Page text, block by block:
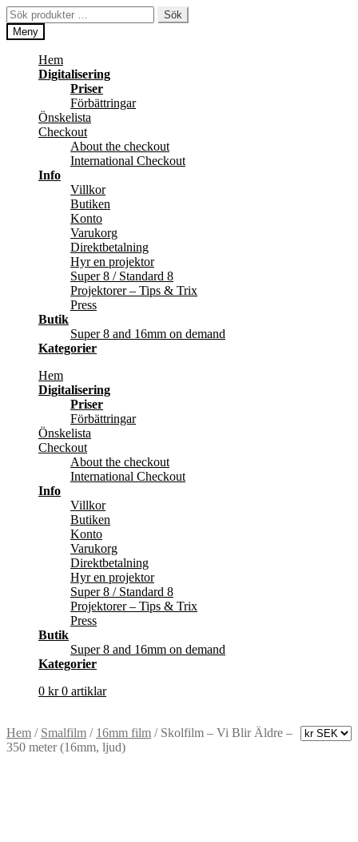
Hoppa
till
navigering
Hoppa
till
innehåll
Sök
efter:
Sök
Meny
Hem
Digitalisering
Priser
Förbättringar
Önskelista
Checkout
About the checkout
International Checkout
Info
Villkor
Butiken
Konto
Varukorg
Direktbetalning
Hyr en projektor
Super 8 / Standard 8
Projektorer – Tips & Trix
Press
Butik
Super 8 and 16mm on demand
Kategorier
Hem
Digitalisering
Priser
Förbättringar
Önskelista
Checkout
About the checkout
International Checkout
Info
Villkor
Butiken
Konto
Varukorg
Direktbetalning
Hyr en projektor
Super 8 / Standard 8
Projektorer – Tips & Trix
Press
Butik
Super 8 and 16mm on demand
Kategorier
0 kr 0 artiklar
Hem / Smalfilm / 16mm film / Skolfilm – Vi Blir Äldre –
350 meter (16mm, ljud)